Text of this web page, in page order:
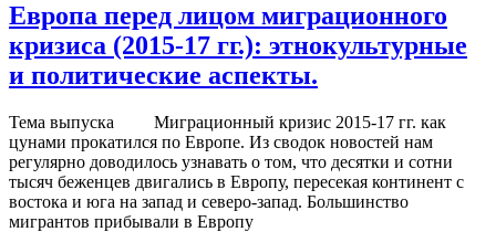
Европа перед лицом миграционного
кризиса (2015-17 гг.): этнокультурные
и политические аспекты.
Тема выпуска Миграционный кризис 2015-17 гг. как
цунами прокатился по Европе. Из сводок новостей нам
регулярно доводилось узнавать о том, что десятки и сотни
тысяч беженцев двигались в Европу, пересекая континент с
востока и юга на запад и северо-запад. Большинство
мигрантов прибывали в Европу